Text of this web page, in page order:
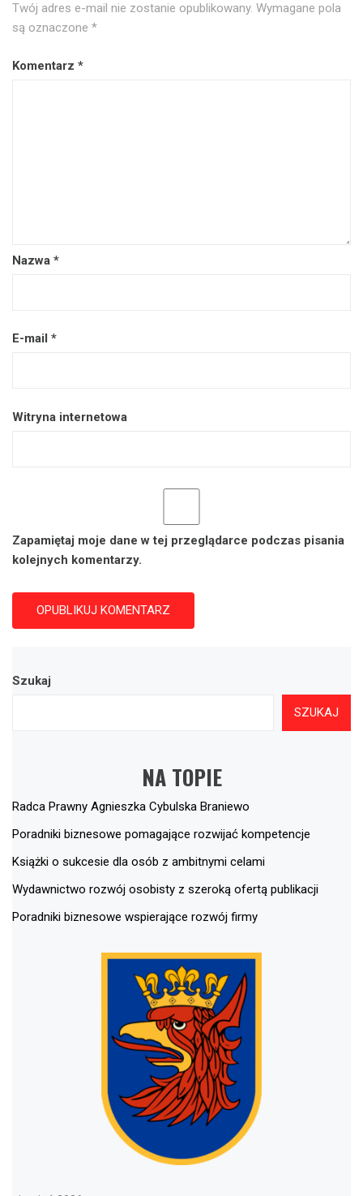
Twój adres e-mail nie zostanie opublikowany. Wymagane pola
są oznaczone *
Komentarz *
Nazwa *
E-mail *
Witryna internetowa
Zapamiętaj moje dane w tej przeglądarce podczas pisania
kolejnych komentarzy.
Szukaj
SZUKAJ
NA TOPIE
Radca Prawny Agnieszka Cybulska Braniewo
Poradniki biznesowe pomagające rozwijać kompetencje
Książki o sukcesie dla osób z ambitnymi celami
Wydawnictwo rozwój osobisty z szeroką ofertą publikacji
Poradniki biznesowe wspierające rozwój firmy